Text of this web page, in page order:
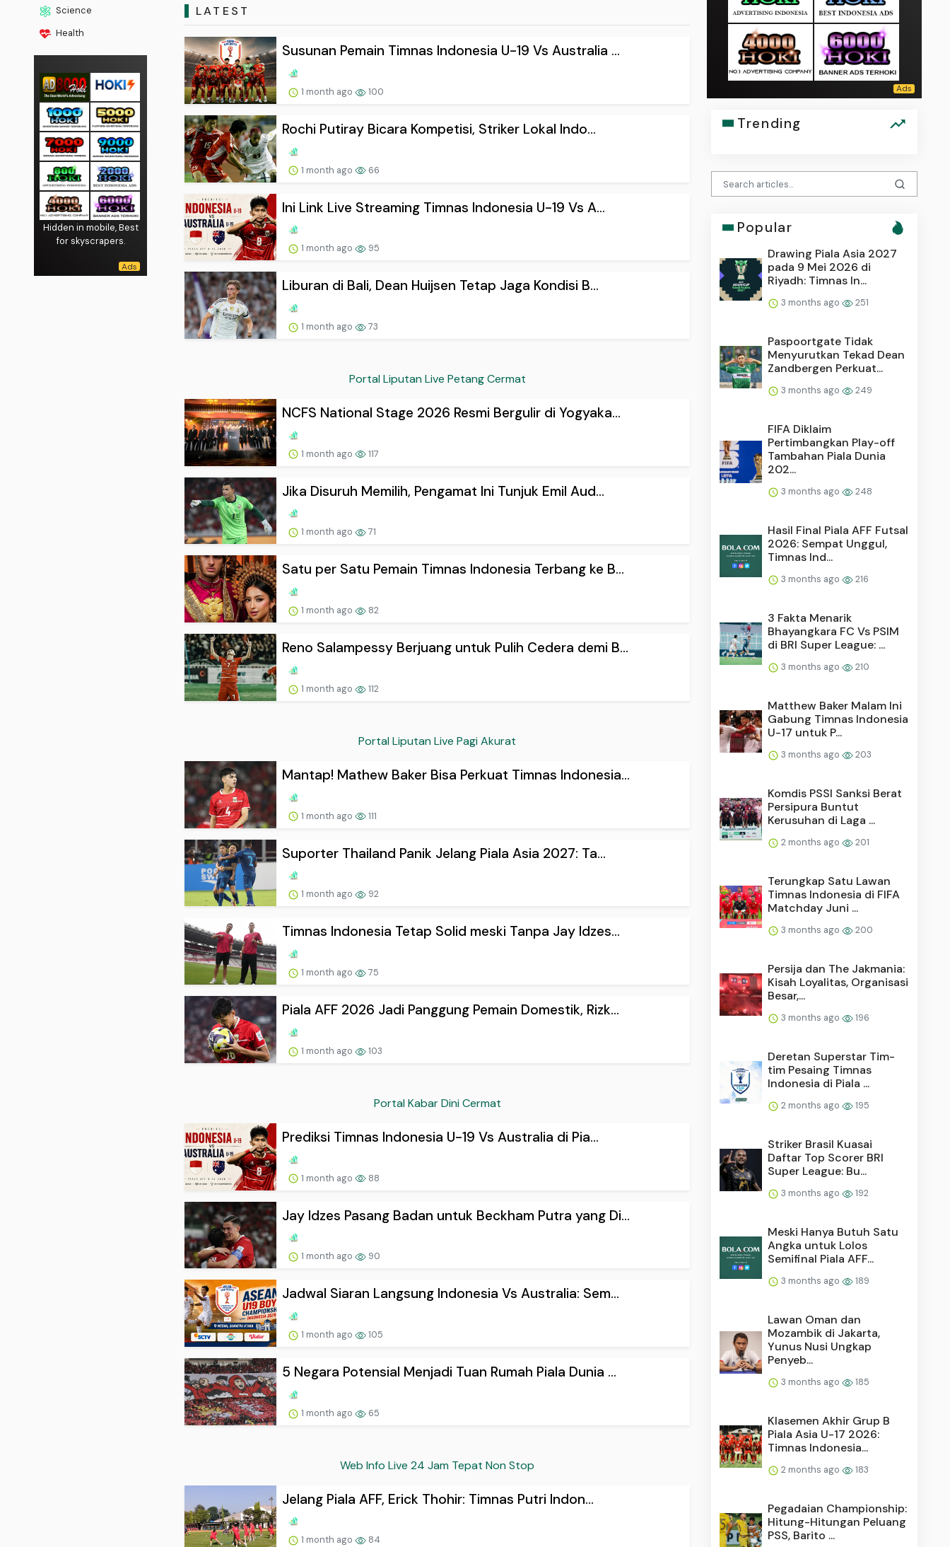
Science
Health
Hidden in mobile, Best
for skyscrapers.
LATEST
Susunan Pemain Timnas Indonesia U-19 Vs Australia ...
1 month ago 100
Rochi Putiray Bicara Kompetisi, Striker Lokal Indo...
1 month ago 66
Ini Link Live Streaming Timnas Indonesia U-19 Vs A...
1 month ago 95
Liburan di Bali, Dean Huijsen Tetap Jaga Kondisi B...
1 month ago 73
Portal Liputan Live Petang Cermat
NCFS National Stage 2026 Resmi Bergulir di Yogyaka...
1 month ago 117
Jika Disuruh Memilih, Pengamat Ini Tunjuk Emil Aud...
1 month ago 71
Satu per Satu Pemain Timnas Indonesia Terbang ke B...
1 month ago 82
Reno Salampessy Berjuang untuk Pulih Cedera demi B...
1 month ago 112
Portal Liputan Live Pagi Akurat
Mantap! Mathew Baker Bisa Perkuat Timnas Indonesia...
1 month ago 111
Suporter Thailand Panik Jelang Piala Asia 2027: Ta...
1 month ago 92
Timnas Indonesia Tetap Solid meski Tanpa Jay Idzes...
1 month ago 75
Piala AFF 2026 Jadi Panggung Pemain Domestik, Rizk...
1 month ago 103
Portal Kabar Dini Cermat
Prediksi Timnas Indonesia U-19 Vs Australia di Pia...
1 month ago 88
Jay Idzes Pasang Badan untuk Beckham Putra yang Di...
1 month ago 90
Jadwal Siaran Langsung Indonesia Vs Australia: Sem...
1 month ago 105
5 Negara Potensial Menjadi Tuan Rumah Piala Dunia ...
1 month ago 65
Web Info Live 24 Jam Tepat Non Stop
Jelang Piala AFF, Erick Thohir: Timnas Putri Indon...
1 month ago 84
Trending
Popular
Drawing Piala Asia 2027
pada 9 Mei 2026 di
Riyadh: Timnas In...
3 months ago 251
Paspoortgate Tidak
Menyurutkan Tekad Dean
Zandbergen Perkuat...
3 months ago 249
FIFA Diklaim
Pertimbangkan Play-off
Tambahan Piala Dunia
202...
3 months ago 248
Hasil Final Piala AFF Futsal
2026: Sempat Unggul,
Timnas Ind...
3 months ago 216
3 Fakta Menarik
Bhayangkara FC Vs PSIM
di BRI Super League: ...
3 months ago 210
Matthew Baker Malam Ini
Gabung Timnas Indonesia
U-17 untuk P...
3 months ago 203
Komdis PSSI Sanksi Berat
Persipura Buntut
Kerusuhan di Laga ...
2 months ago 201
Terungkap Satu Lawan
Timnas Indonesia di FIFA
Matchday Juni ...
3 months ago 200
Persija dan The Jakmania:
Kisah Loyalitas, Organisasi
Besar,...
3 months ago 196
Deretan Superstar Tim-
tim Pesaing Timnas
Indonesia di Piala ...
2 months ago 195
Striker Brasil Kuasai
Daftar Top Scorer BRI
Super League: Bu...
3 months ago 192
Meski Hanya Butuh Satu
Angka untuk Lolos
Semifinal Piala AFF...
3 months ago 189
Lawan Oman dan
Mozambik di Jakarta,
Yunus Nusi Ungkap
Penyeb...
3 months ago 185
Klasemen Akhir Grup B
Piala Asia U-17 2026:
Timnas Indonesia...
2 months ago 183
Pegadaian Championship:
Hitung-Hitungan Peluang
PSS, Barito ...